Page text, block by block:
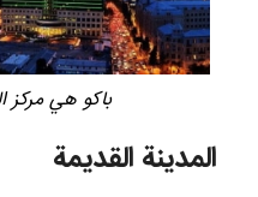
باكو هي مركز
المدينة القديمة